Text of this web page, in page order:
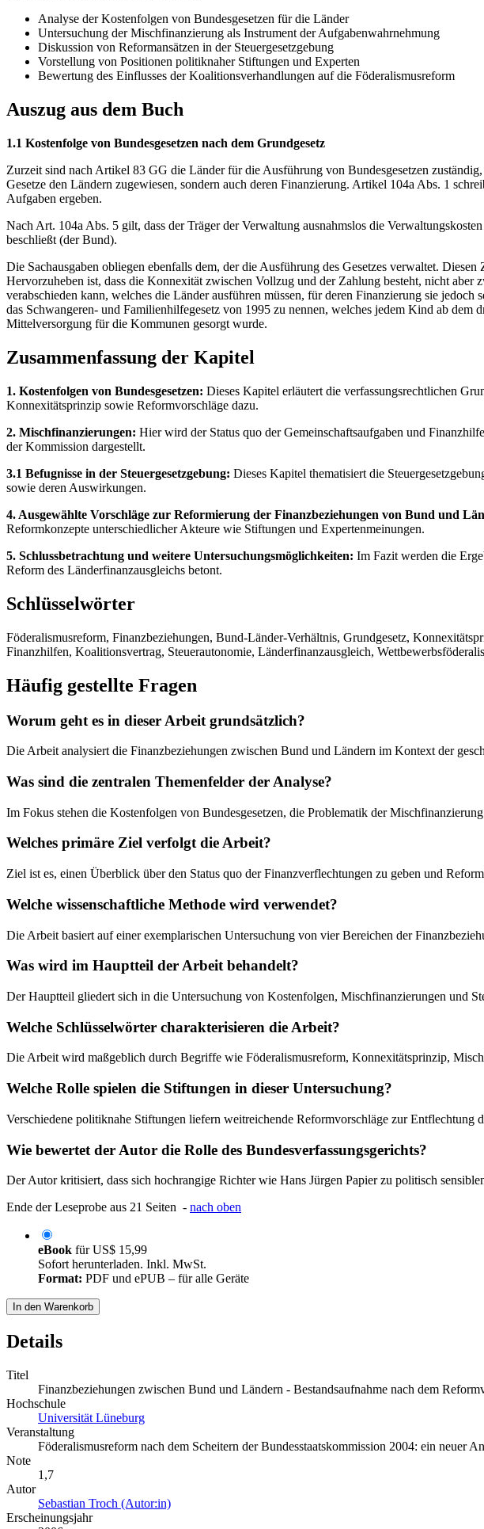
Analyse der Kostenfolgen von Bundesgesetzen für die Länder
Untersuchung der Mischfinanzierung als Instrument der Aufgabenwahrnehmung
Diskussion von Reformansätzen in der Steuergesetzgebung
Vorstellung von Positionen politiknaher Stiftungen und Experten
Bewertung des Einflusses der Koalitionsverhandlungen auf die Föderalismusreform
Auszug aus dem Buch
1.1 Kostenfolge von Bundesgesetzen nach dem Grundgesetz
Zurzeit sind nach Artikel 83 GG die Länder für die Ausführung von Bundesgesetzen
Gesetze den Ländern zugewiesen, sondern auch deren Finanzierung. Artikel 104a Abs. 1
Aufgaben ergeben.
Nach Art. 104a Abs. 5 gilt, dass der Träger der Verwaltung ausnahmslos die
beschließt (der Bund).
Die Sachausgaben obliegen ebenfalls dem, der die Ausführung des Gesetzes verwaltet.
Hervorzuheben ist, dass die Konnexität zwischen Vollzug und der Zahlung besteht, nicht
verabschieden kann, welches die Länder ausführen müssen, für deren Finanzierung sie
das Schwangeren- und Familienhilfegesetz von 1995 zu nennen, welches jedem Kind ab
Mittelversorgung für die Kommunen gesorgt wurde.
Zusammenfassung der Kapitel
1. Kostenfolgen von Bundesgesetzen: Dieses Kapitel erläutert die verfassungsrechtlichen
Konnexitätsprinzip sowie Reformvorschläge dazu.
2. Mischfinanzierungen: Hier wird der Status quo der Gemeinschaftsaufgaben und
der Kommission dargestellt.
3.1 Befugnisse in der Steuergesetzgebung: Dieses Kapitel thematisiert die
sowie deren Auswirkungen.
4. Ausgewählte Vorschläge zur Reformierung der Finanzbeziehungen von Bund und
Reformkonzepte unterschiedlicher Akteure wie Stiftungen und Expertenmeinungen.
5. Schlussbetrachtung und weitere Untersuchungsmöglichkeiten: Im Fazit werden die
Reform des Länderfinanzausgleichs betont.
Schlüsselwörter
Föderalismusreform, Finanzbeziehungen, Bund-Länder-Verhältnis, Grundgesetz,
Finanzhilfen, Koalitionsvertrag, Steuerautonomie, Länderfinanzausgleich,
Häufig gestellte Fragen
Worum geht es in dieser Arbeit grundsätzlich?
Die Arbeit analysiert die Finanzbeziehungen zwischen Bund und Ländern im Kontext der
Was sind die zentralen Themenfelder der Analyse?
Im Fokus stehen die Kostenfolgen von Bundesgesetzen, die Problematik der
Welches primäre Ziel verfolgt die Arbeit?
Ziel ist es, einen Überblick über den Status quo der Finanzverflechtungen zu geben und
Welche wissenschaftliche Methode wird verwendet?
Die Arbeit basiert auf einer exemplarischen Untersuchung von vier Bereichen der
Was wird im Hauptteil der Arbeit behandelt?
Der Hauptteil gliedert sich in die Untersuchung von Kostenfolgen, Mischfinanzierungen und
Welche Schlüsselwörter charakterisieren die Arbeit?
Die Arbeit wird maßgeblich durch Begriffe wie Föderalismusreform, Konnexitätsprinzip,
Welche Rolle spielen die Stiftungen in dieser Untersuchung?
Verschiedene politiknahe Stiftungen liefern weitreichende Reformvorschläge zur
Wie bewertet der Autor die Rolle des Bundesverfassungsgerichts?
Der Autor kritisiert, dass sich hochrangige Richter wie Hans Jürgen Papier zu politisch
Ende der Leseprobe aus 21 Seiten - nach oben
eBook fürUS$ 15,99
Sofort herunterladen. Inkl. MwSt.
Format: PDF und ePUB – für alle Geräte
In den Warenkorb
Details
Titel
Finanzbeziehungen zwischen Bund und Ländern - Bestandsaufnahme nach dem
Hochschule
Universität Lüneburg
Veranstaltung
Föderalismusreform nach dem Scheitern der Bundesstaatskommission 2004: ein neuer
Note
1,7
Autor
Sebastian Troch (Autor:in)
Erscheinungsjahr